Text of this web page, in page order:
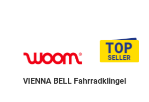
VIENNA BELL Fahrradklingel